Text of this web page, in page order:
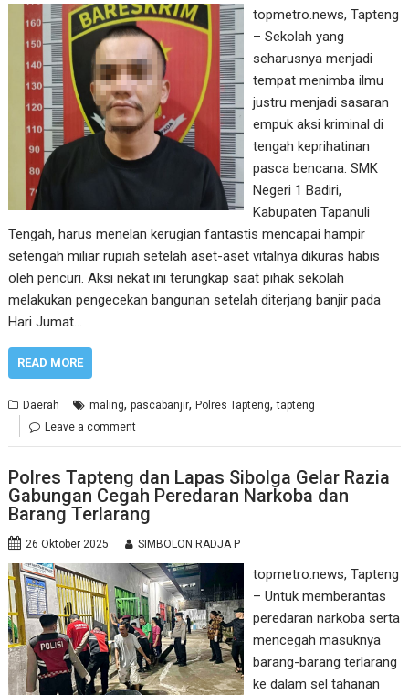
topmetro.news, Tapteng
– Sekolah yang
seharusnya menjadi
tempat menimba ilmu
justru menjadi sasaran
empuk aksi kriminal di
tengah keprihatinan
pasca bencana. SMK
Negeri 1 Badiri,
Kabupaten Tapanuli
Tengah, harus menelan kerugian fantastis mencapai hampir
setengah miliar rupiah setelah aset-aset vitalnya dikuras habis
oleh pencuri. Aksi nekat ini terungkap saat pihak sekolah
melakukan pengecekan bangunan setelah diterjang banjir pada
Hari Jumat…
READ MORE
Daerah maling,pascabanjir,Polres Tapteng,tapteng
Leave a comment
Polres Tapteng dan Lapas Sibolga Gelar Razia
Gabungan Cegah Peredaran Narkoba dan
Barang Terlarang
26 Oktober 2025 SIMBOLON RADJA P
topmetro.news, Tapteng
– Untuk memberantas
peredaran narkoba serta
mencegah masuknya
barang-barang terlarang
ke dalam sel tahanan